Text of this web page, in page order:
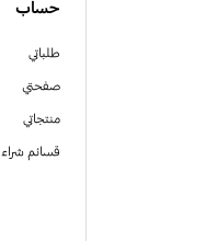
حساب
طلباتي
صفحتي
منتجاتي
قسائم شراء